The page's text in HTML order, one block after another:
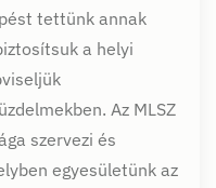
tettünk annak
a helyi
Az MLSZ
szervezi és
egyesületünk az